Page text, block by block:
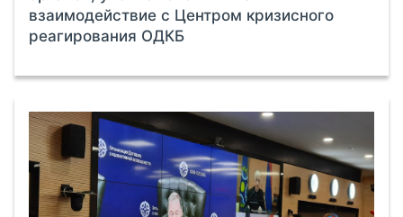
взаимодействие с Центром кризисного
реагирования ОДКБ